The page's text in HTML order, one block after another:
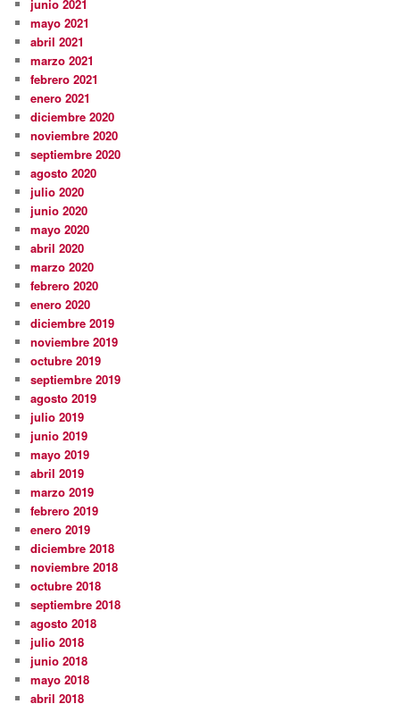
junio 2021
mayo 2021
abril 2021
marzo 2021
febrero 2021
enero 2021
diciembre 2020
noviembre 2020
septiembre 2020
agosto 2020
julio 2020
junio 2020
mayo 2020
abril 2020
marzo 2020
febrero 2020
enero 2020
diciembre 2019
noviembre 2019
octubre 2019
septiembre 2019
agosto 2019
julio 2019
junio 2019
mayo 2019
abril 2019
marzo 2019
febrero 2019
enero 2019
diciembre 2018
noviembre 2018
octubre 2018
septiembre 2018
agosto 2018
julio 2018
junio 2018
mayo 2018
abril 2018